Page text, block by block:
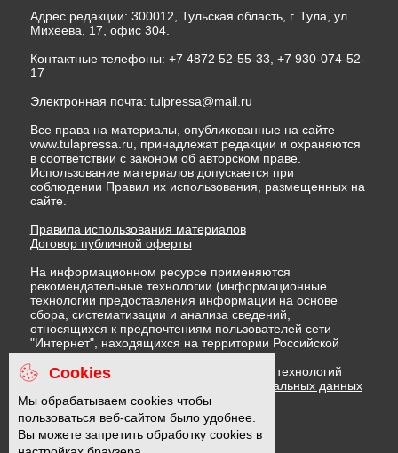
Адрес редакции: 300012, Тульская область, г. Тула, ул.
Михеева, 17, офис 304.
Контактные телефоны: +7 4872 52-55-33, +7 930-074-52-
17
Электронная почта: tulpressa@mail.ru
Все права на материалы, опубликованные на сайте
www.tulapressa.ru, принадлежат редакции и охраняются
в соответствии с законом об авторском праве.
Использование материалов допускается при
соблюдении Правил их использования, размещенных на
сайте.
Правила использования материалов
Договор публичной оферты
На информационном ресурсе применяются
рекомендательные технологии (информационные
технологии предоставления информации на основе
сбора, систематизации и анализа сведений,
относящихся к предпочтениям пользователей сети
"Интернет", находящихся на территории Российской
Федерации)
Правила применения рекомендательных технологий
Политика в отношении обработки персональных данных
Политика обработки файлов cookie
16 +
Cookies
Мы обрабатываем cookies чтобы
пользоваться веб-сайтом было удобнее.
Вы можете запретить обработку cookies в